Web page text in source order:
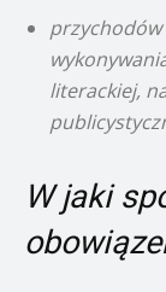
przychodów
literackiej,
W jaki